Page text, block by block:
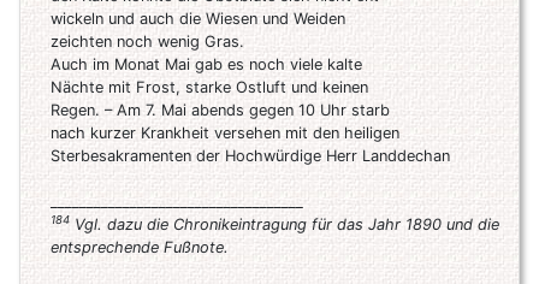
wickeln und auch die Wiesen und Weiden
zeichten noch wenig Gras.
Auch im Monat Mai gab es noch viele kalte
Nächte mit Frost, starke Ostluft und keinen
Regen. – Am 7. Mai abends gegen 10 Uhr starb
nach kurzer Krankheit versehen mit den heiligen
Sterbesakramenten der Hochwürdige Herr Landdechan
___________________________________
184 Vgl. dazu die Chronikeintragung für das Jahr 1890 und die
entsprechende Fußnote.